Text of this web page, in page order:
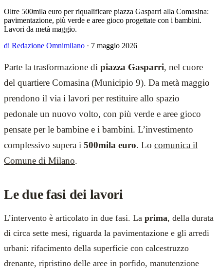
Oltre 500mila euro per riqualificare piazza Gasparri alla Comasina:
pavimentazione, più verde e aree gioco progettate con i bambini.
Lavori da metà maggio.
di Redazione Omnimilano · 7 maggio 2026
Parte la trasformazione di piazza Gasparri, nel cuore
del quartiere Comasina (Municipio 9). Da metà maggio
prendono il via i lavori per restituire allo spazio
pedonale un nuovo volto, con più verde e aree gioco
pensate per le bambine e i bambini. L’investimento
complessivo supera i 500mila euro. Lo comunica il
Comune di Milano.
Le due fasi dei lavori
L’intervento è articolato in due fasi. La prima, della durata
di circa sette mesi, riguarda la pavimentazione e gli arredi
urbani: rifacimento della superficie con calcestruzzo
drenante, ripristino delle aree in porfido, manutenzione